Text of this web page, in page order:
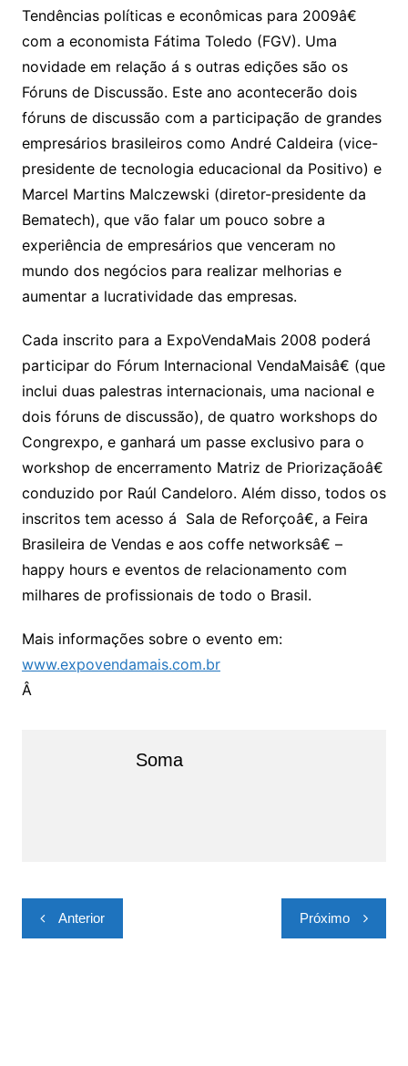
Tendências políticas e econômicas para 2009â€
com a economista Fátima Toledo (FGV). Uma
novidade em relação á s outras edições são os
Fóruns de Discussão. Este ano acontecerão dois
fóruns de discussão com a participação de grandes
empresários brasileiros como André Caldeira (vice-
presidente de tecnologia educacional da Positivo) e
Marcel Martins Malczewski (diretor-presidente da
Bematech), que vão falar um pouco sobre a
experiência de empresários que venceram no
mundo dos negócios para realizar melhorias e
aumentar a lucratividade das empresas.
Cada inscrito para a ExpoVendaMais 2008 poderá
participar do Fórum Internacional VendaMaisâ€ (que
inclui duas palestras internacionais, uma nacional e
dois fóruns de discussão), de quatro workshops do
Congrexpo, e ganhará um passe exclusivo para o
workshop de encerramento Matriz de Priorizaçãoâ€
conduzido por Raúl Candeloro. Além disso, todos os
inscritos tem acesso á Sala de Reforçoâ€, a Feira
Brasileira de Vendas e aos coffe networksâ€ –
happy hours e eventos de relacionamento com
milhares de profissionais de todo o Brasil.
Mais informações sobre o evento em:
www.expovendamais.com.br
Â
Soma
Navegação
de
Anterior Próximo